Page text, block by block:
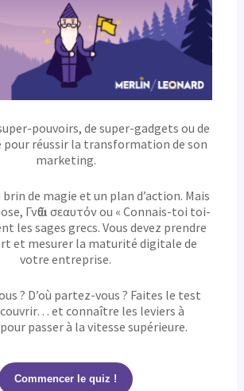
pouvoirs, de super-gadgets ou de
réussir la transformation de son
marketing.
de magie et un plan d’action. Mais
Γνῶθι σεαυτόν ou « Connais-toi toi-
les sages grecs. Vous devez prendre
et mesurer la maturité digitale de
votre entreprise.
? D’où partez-vous ? Faites le test
et connaître les leviers à
passer à la vitesse supérieure.
Commencer le quiz !